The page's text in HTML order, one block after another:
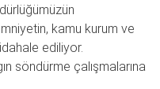
kamu kurum ve
ediliyor.
söndürme çalışmalarına